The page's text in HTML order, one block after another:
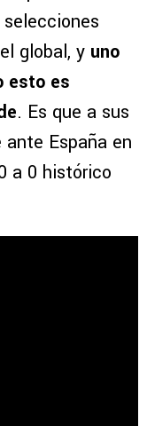
global, y uno
esto es
. Es que a sus
España en
a 0 histórico